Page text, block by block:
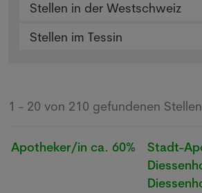
Stellen in der Westschweiz
Stellen im Tessin
1 - 20 von 210 gefundenen Stellen
Apotheker/in ca. 60%
Stadt-